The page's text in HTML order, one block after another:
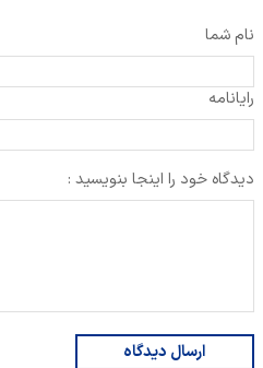
نام شما
رایانامه
دیدگاه خود را اینجا بنویسید :
ارسال دیدگاه